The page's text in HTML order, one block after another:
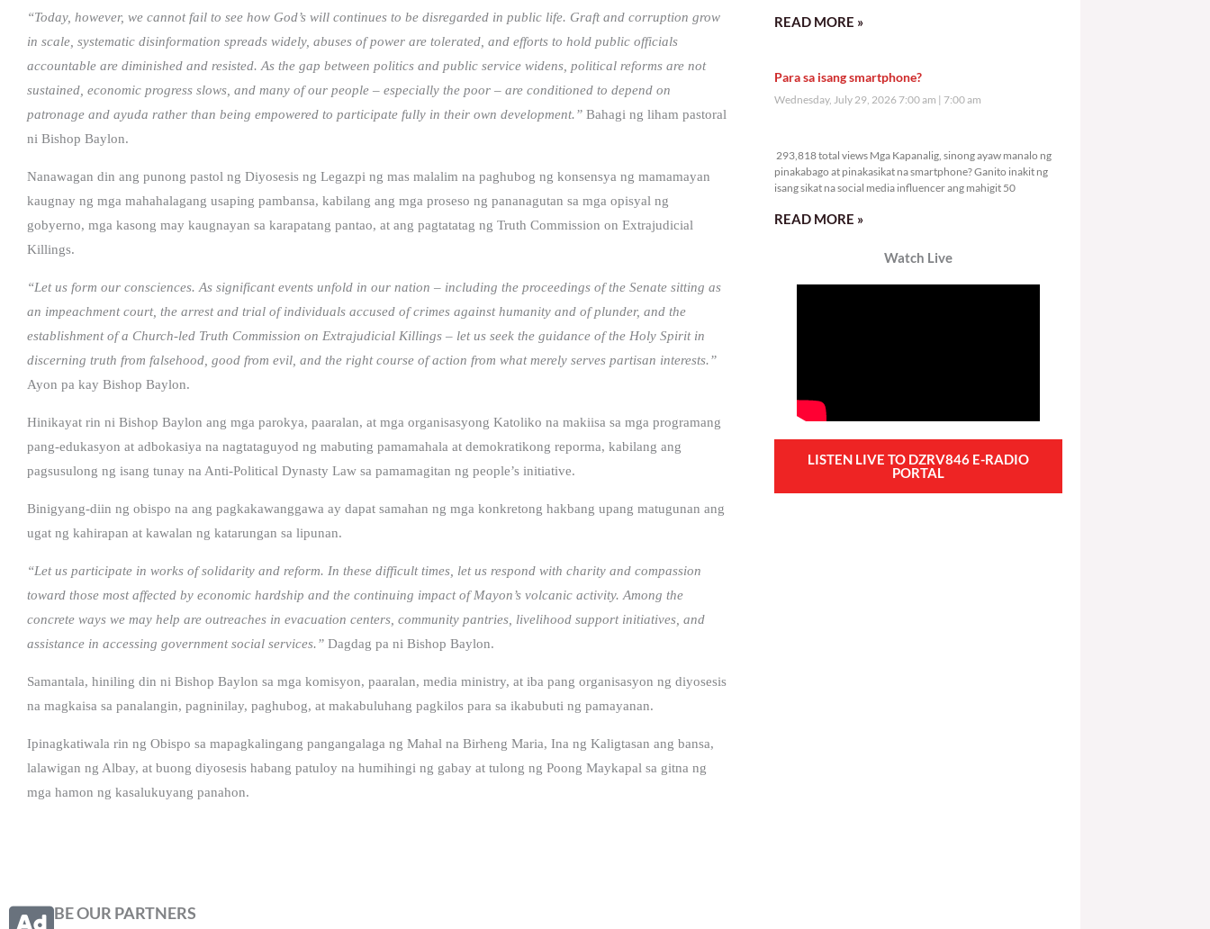
“Today, however, we cannot fail to see how God’s will continues to be disregarded in public life. Graft and corruption grow
in scale, systematic disinformation spreads widely, abuses of power are tolerated, and efforts to hold public officials
accountable are diminished and resisted. As the gap between politics and public service widens, political reforms are not
sustained, economic progress slows, and many of our people – especially the poor – are conditioned to depend on
patronage and ayuda rather than being empowered to participate fully in their own development.” Bahagi ng liham pastoral
ni Bishop Baylon.
Nanawagan din ang punong pastol ng Diyosesis ng Legazpi ng mas malalim na paghubog ng konsensya ng mamamayan
kaugnay ng mga mahahalagang usaping pambansa, kabilang ang mga proseso ng pananagutan sa mga opisyal ng
gobyerno, mga kasong may kaugnayan sa karapatang pantao, at ang pagtatatag ng Truth Commission on Extrajudicial
Killings.
“Let us form our consciences. As significant events unfold in our nation – including the proceedings of the Senate sitting as
an impeachment court, the arrest and trial of individuals accused of crimes against humanity and of plunder, and the
establishment of a Church-led Truth Commission on Extrajudicial Killings – let us seek the guidance of the Holy Spirit in
discerning truth from falsehood, good from evil, and the right course of action from what merely serves partisan interests.”
Ayon pa kay Bishop Baylon.
Hinikayat rin ni Bishop Baylon ang mga parokya, paaralan, at mga organisasyong Katoliko na makiisa sa mga programang
pang-edukasyon at adbokasiya na nagtataguyod ng mabuting pamamahala at demokratikong reporma, kabilang ang
pagsusulong ng isang tunay na Anti-Political Dynasty Law sa pamamagitan ng people’s initiative.
Binigyang-diin ng obispo na ang pagkakawanggawa ay dapat samahan ng mga konkretong hakbang upang matugunan ang
ugat ng kahirapan at kawalan ng katarungan sa lipunan.
“Let us participate in works of solidarity and reform. In these difficult times, let us respond with charity and compassion
toward those most affected by economic hardship and the continuing impact of Mayon’s volcanic activity. Among the
concrete ways we may help are outreaches in evacuation centers, community pantries, livelihood support initiatives, and
assistance in accessing government social services.” Dagdag pa ni Bishop Baylon.
Samantala, hiniling din ni Bishop Baylon sa mga komisyon, paaralan, media ministry, at iba pang organisasyon ng diyosesis
na magkaisa sa panalangin, pagninilay, paghubog, at makabuluhang pagkilos para sa ikabubuti ng pamayanan.
Ipinagkatiwala rin ng Obispo sa mapagkalingang pangangalaga ng Mahal na Birheng Maria, Ina ng Kaligtasan ang bansa,
lalawigan ng Albay, at buong diyosesis habang patuloy na humihingi ng gabay at tulong ng Poong Maykapal sa gitna ng
mga hamon ng kasalukuyang panahon.
BE OUR PARTNERS
READ MORE »
Para sa isang smartphone?
Wednesday, July 29, 2026 7:00 am 7:00 am
293,818 total views Mga Kapanalig, sinong ayaw manalo ng
pinakabago at pinakasikat na smartphone? Ganito inakit ng
isang sikat na social media influencer ang mahigit 50
READ MORE »
Watch Live
LISTEN LIVE TO DZRV846 E-RADIO
PORTAL